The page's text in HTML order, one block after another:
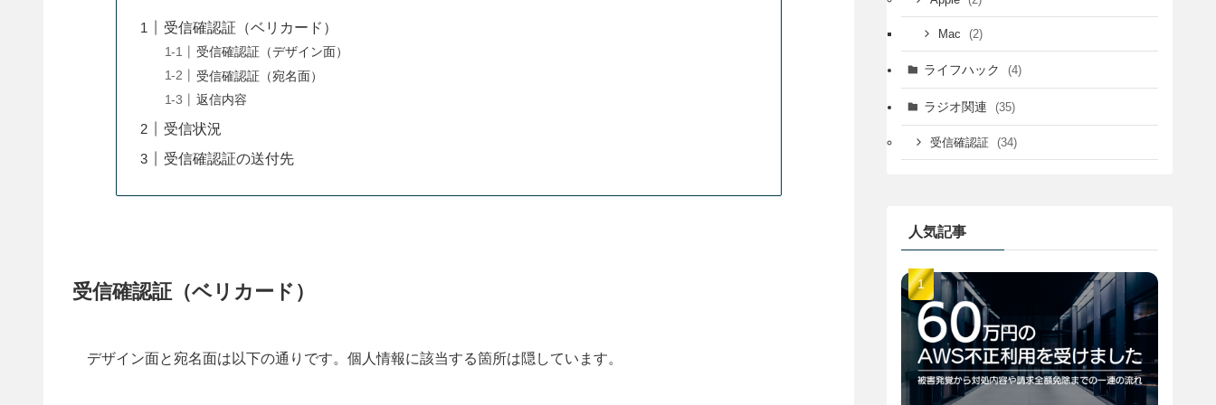
受信確認証（ベリカード）
受信確認証（デザイン面）
受信確認証（宛名面）
返信内容
受信状況
受信確認証の送付先
受信確認証（ベリカード）
デザイン面と宛名面は以下の通りです。個人情報に該当する箇所は隠しています。
Mac (2)
ライフハック (4)
ラジオ関連 (35)
受信確認証 (34)
人気記事